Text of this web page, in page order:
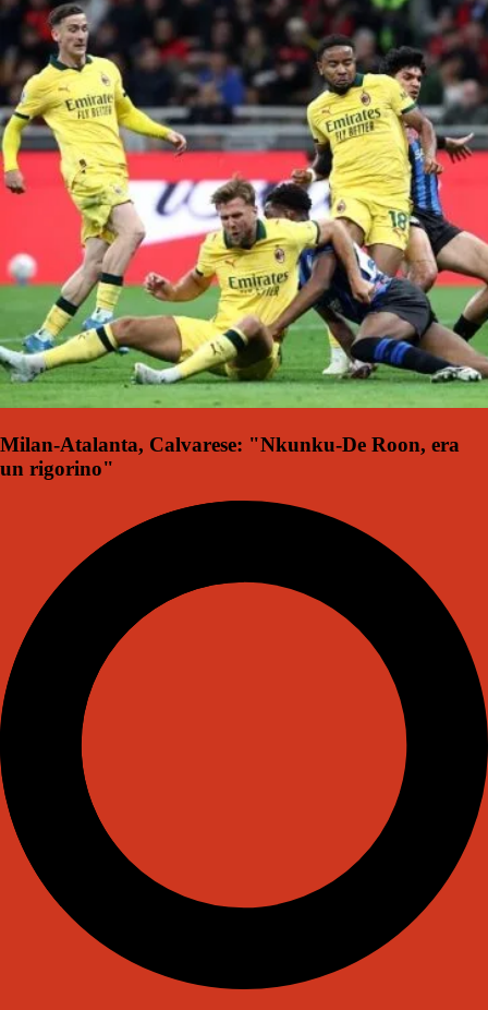
Milan-Atalanta, Calvarese: "Nkunku-De Roon, era
un rigorino"